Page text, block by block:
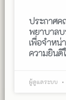
ประกาศค
พยาบาลบ
เพื่อจำหน่
ความยินดี
ผู้ดูแลระบบ